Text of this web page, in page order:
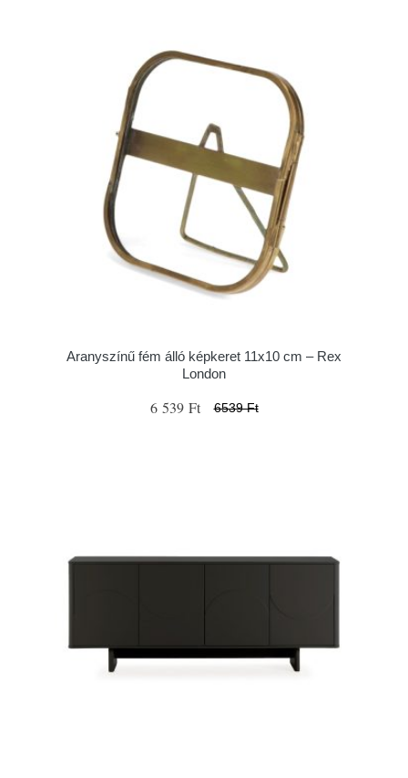
Aranyszínű fém álló képkeret 11x10 cm – Rex
London
6 539 Ft 6539 Ft